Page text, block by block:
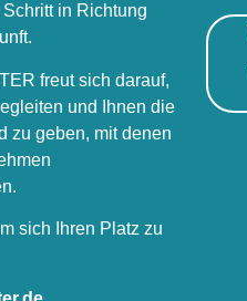
in Richtung
freut sich darauf,
und Ihnen die
zu geben, mit denen
sich Ihren Platz zu